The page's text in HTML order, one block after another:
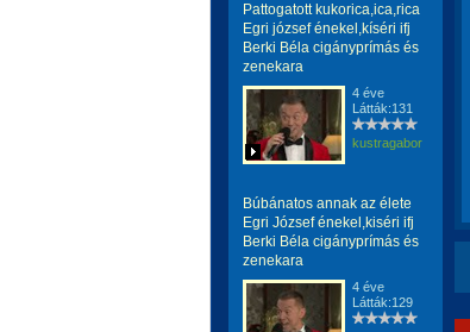
Pattogatott kukorica,ica,rica
Egri józsef énekel,kíséri ifj
Berki Béla cigányprímás és
zenekara
4 éve
Látták:131
kustragabor
Búbánatos annak az élete
Egri József énekel,kiséri ifj
Berki Béla cigányprímás és
zenekara
4 éve
Látták:129